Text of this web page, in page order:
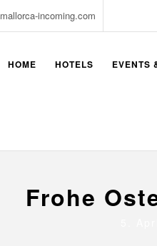
incoming.com
HOME HOTELS EVENTS
Frohe